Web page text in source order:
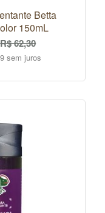
Betta
150mL
R$ 62,30
sem juros